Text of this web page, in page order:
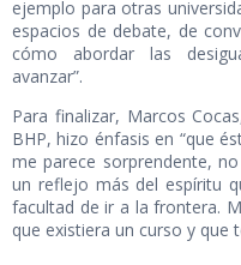
ejemplo para otras
espacios de debate, de
cómo abordar las
avanzar”.
Para finalizar, Marcos
BHP, hizo énfasis en “que
me parece sorprendente,
un reflejo más del espíritu
facultad de ir a la frontera.
que existiera un curso y que